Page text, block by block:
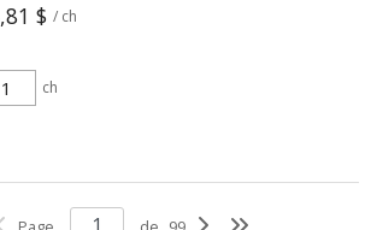
$ / ch
ch